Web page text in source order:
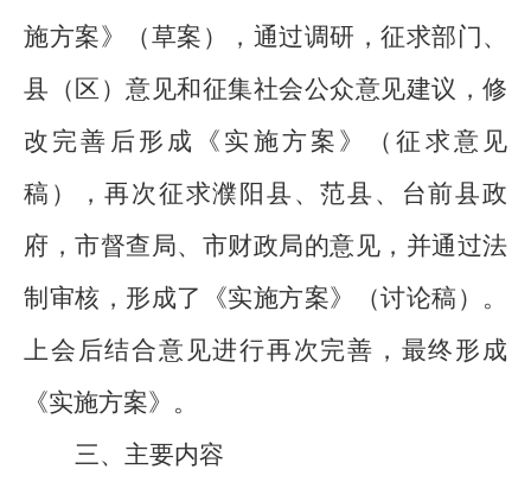
施方案》（草案），通过调研， 征求部门、
县 （ 区 ） 意见和征集社会公众意见建议， 修
改完善后形成
《实施方案》（征求意见
稿）
，再次征求濮阳县、范县、台前县政
府，市督查局、市财政局的意见，并通过法
制审核，形成了《实施方案》（讨论稿）。
上会后结合意见进行再次完善，最终形成
《实施方案》。
三、主要内容